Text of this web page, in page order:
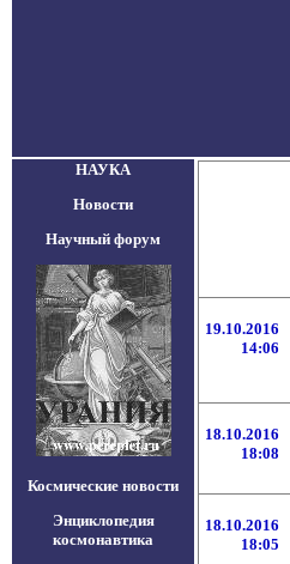
НАУКА
Новости
Научный форум
Космические новости
Энциклопедия
космонавтика
19.10.2016
14:06
18.10.2016
18:08
18.10.2016
18:05